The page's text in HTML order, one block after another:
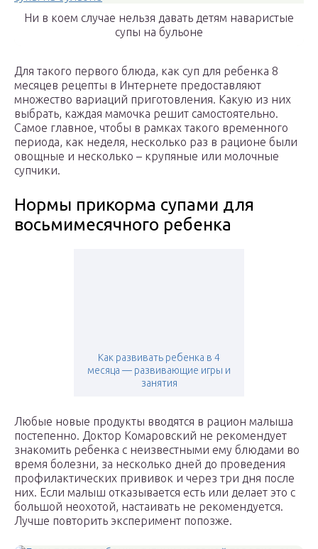
Ни в коем случае нельзя давать детям наваристые
супы на бульоне
Для такого первого блюда, как суп для ребенка 8
месяцев рецепты в Интернете предоставляют
множество вариаций приготовления. Какую из них
выбрать, каждая мамочка решит самостоятельно.
Самое главное, чтобы в рамках такого временного
периода, как неделя, несколько раз в рационе были
овощные и несколько – крупяные или молочные
супчики.
Нормы прикорма супами для
восьмимесячного ребенка
Как развивать ребенка в 4
месяца — развивающие игры и
занятия
Любые новые продукты вводятся в рацион малыша
постепенно. Доктор Комаровский не рекомендует
знакомить ребенка с неизвестными ему блюдами во
время болезни, за несколько дней до проведения
профилактических прививок и через три дня после
них. Если малыш отказывается есть или делает это с
большой неохотой, настаивать не рекомендуется.
Лучше повторить эксперимент попозже.